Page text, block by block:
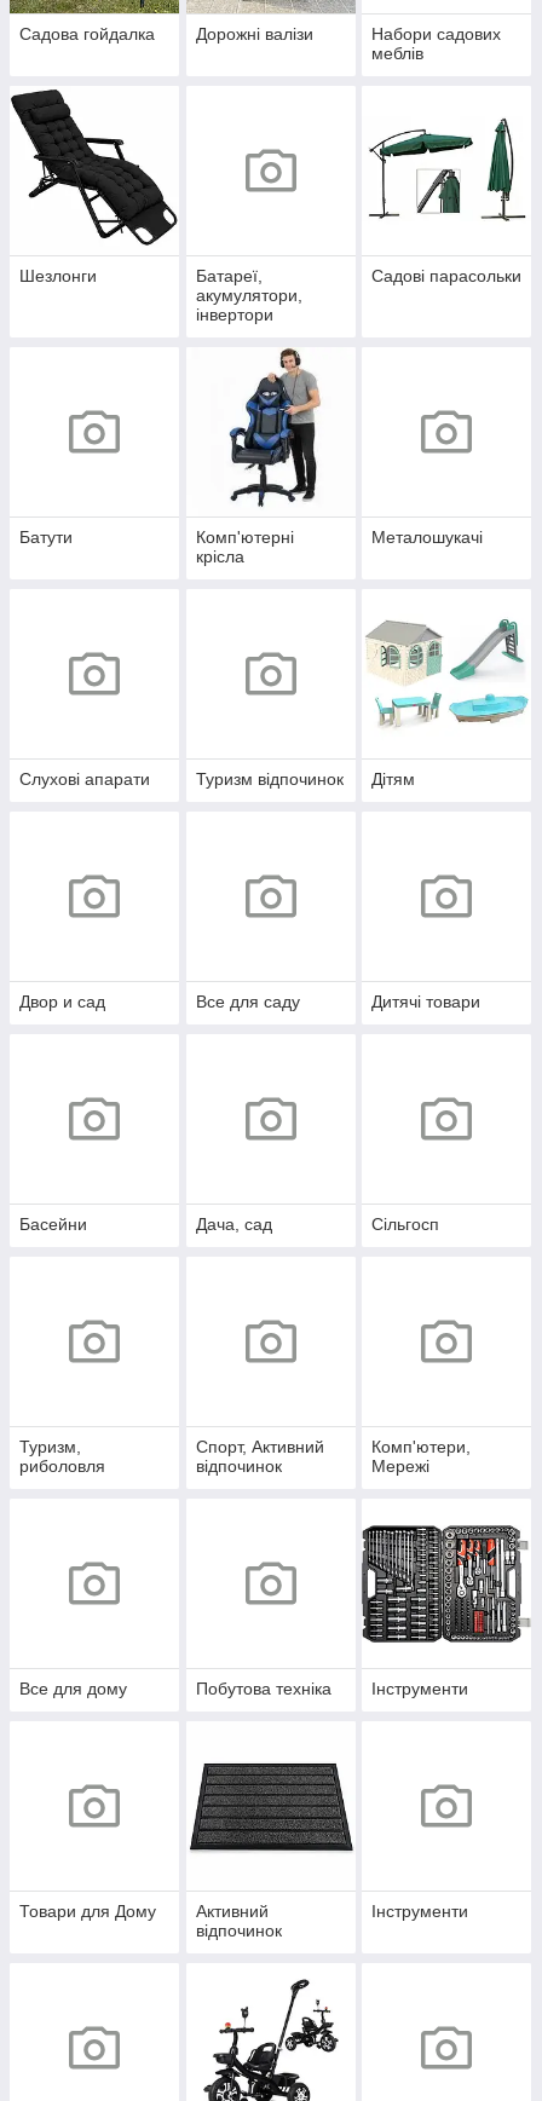
Садова гойдалка Дорожні валізи
Набори садових
меблів
Шезлонги
Батареї,
акумулятори,
інвертори
Садові парасольки
Батути
Комп'ютерні
крісла
Металошукачі
Слухові апарати Туризм відпочинок Дітям
Двор и сад Все для саду Дитячі товари
Басейни Дача, сад Сільгосп
Туризм,
риболовля
Спорт, Активний
відпочинок
Комп'ютери,
Мережі
Все для дому Побутова техніка Інструменти
Товари для Дому
Активний
відпочинок
Інструменти